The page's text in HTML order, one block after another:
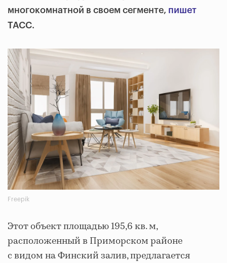
многокомнатной в своем сегменте, пишет
ТАСС.
Freepik
Этот объект площадью 195,6 кв. м,
расположенный в Приморском районе
с видом на Финский залив, предлагается